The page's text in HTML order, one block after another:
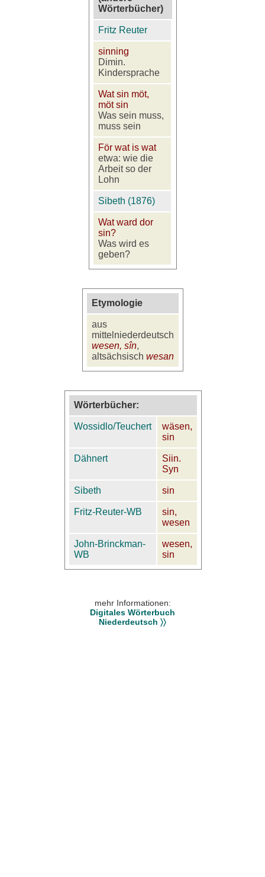
Wörterbücher)
Fritz Reuter
sinning
Dimin.
Kindersprache
Wat sin möt,
möt sin
Was sein muss,
muss sein
För wat is wat
etwa: wie die
Arbeit so der
Lohn
Sibeth (1876)
Wat ward dor
sin?
Was wird es
geben?
Etymologie
aus
mittelniederdeutsch
wesen, sîn,
altsächsisch wesan
Wörterbücher:
Wossidlo/Teuchert
wäsen,
sin
Dähnert
Siin.
Syn
Sibeth sin
Fritz-Reuter-WB
sin,
wesen
John-Brinckman-
WB
wesen,
sin
mehr Informationen:
Digitales Wörterbuch
Niederdeutsch 〉〉